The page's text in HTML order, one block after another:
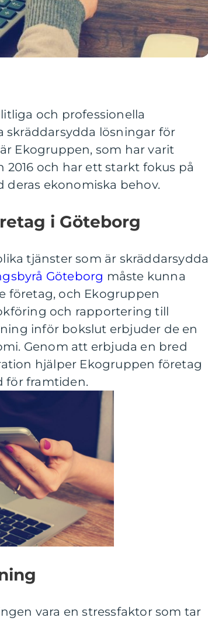
och professionella
skräddarsydda lösningar för
Ekogruppen, som har varit
och har ett starkt fokus på
ekonomiska behov.
i Göteborg
tjänster som är skräddarsydda
Göteborg måste kunna
företag, och Ekogruppen
och rapportering till
inför bokslut erbjuder de en
Genom att erbjuda en bred
hjälper Ekogruppen företag
för framtiden.
vara en stressfaktor som tar